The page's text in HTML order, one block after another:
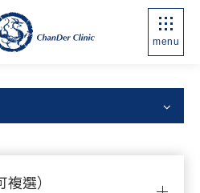
menu
選）